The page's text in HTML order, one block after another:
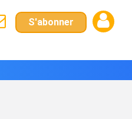
S'abonner